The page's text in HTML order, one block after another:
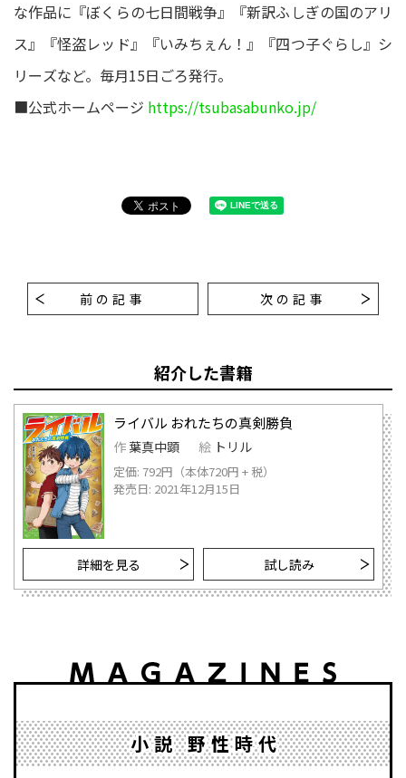
な作品に『ぼくらの七日間戦争』『新訳ふしぎの国のアリ
ス』『怪盗レッド』『いみちぇん！』『四つ子ぐらし』シ
リーズなど。毎月15日ごろ発行。
■公式ホームページ https://tsubasabunko.jp/
前の記事 次の記事
紹介した書籍
ライバル おれたちの真剣勝負
作 葉真中顕 絵 トリル
定価: 792円（本体720円 + 税）
発売日: 2021年12月15日
詳細を見る 試し読み
小説 野性時代